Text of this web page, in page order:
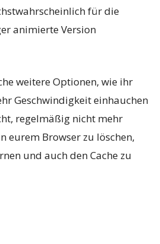
für die
animierte Version
weitere Optionen, wie ihr
Geschwindigkeit einhauchen
regelmäßig nicht mehr
eurem Browser zu löschen,
und auch den Cache zu